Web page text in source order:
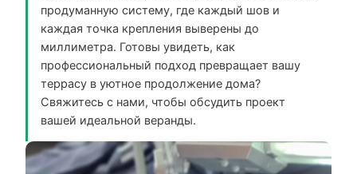
продуманную систему, где каждый шов и
каждая точка крепления выверены до
миллиметра. Готовы увидеть, как
профессиональный подход превращает вашу
террасу в уютное продолжение дома?
Свяжитесь с нами, чтобы обсудить проект
вашей идеальной веранды.